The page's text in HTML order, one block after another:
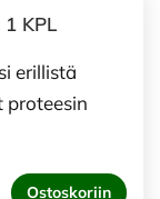
1 KPL
erillistä
proteesin
Ostoskoriin